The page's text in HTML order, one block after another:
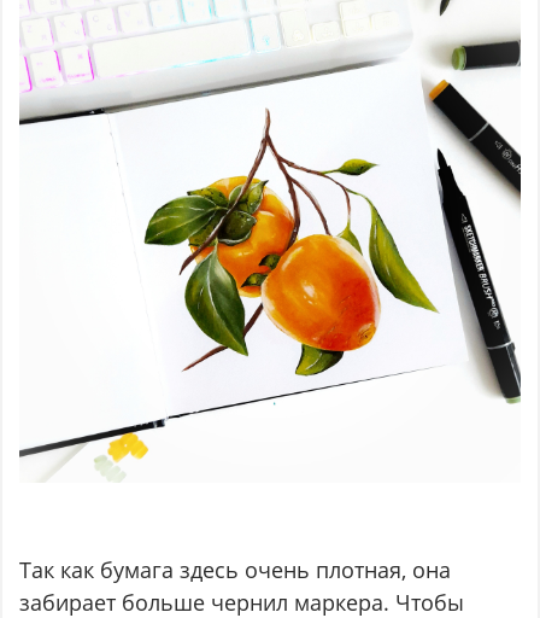
Так как бумага здесь очень плотная, она
забирает больше чернил маркера. Чтобы